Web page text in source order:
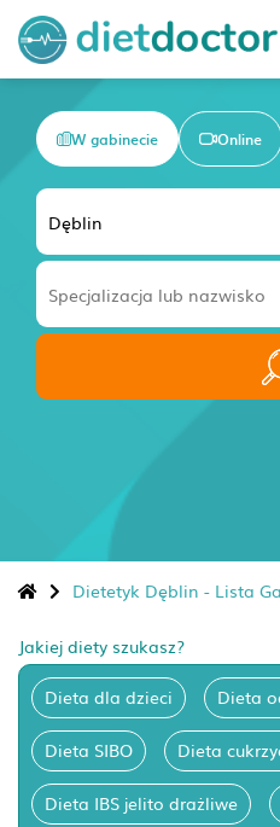
W gabinecie Online
Dietetyk Dęblin - Lista
Jakiej diety szukasz?
Dieta dla dzieci Dieta
Dieta SIBO Dieta
Dieta IBS jelito drażliwe